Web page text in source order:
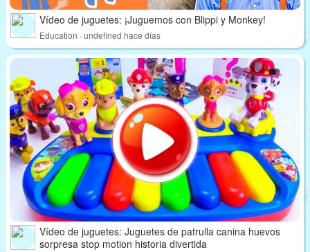
Vídeo de juguetes: ¡Juguemos con Blippi y Monkey!
Education · undefined hace días
Vídeo de juguetes: Juguetes de patrulla canina huevos
sorpresa stop motion historia divertida